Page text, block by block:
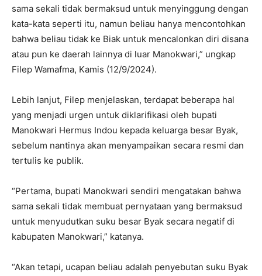
sama sekali tidak bermaksud untuk menyinggung dengan
kata-kata seperti itu, namun beliau hanya mencontohkan
bahwa beliau tidak ke Biak untuk mencalonkan diri disana
atau pun ke daerah lainnya di luar Manokwari,” ungkap
Filep Wamafma, Kamis (12/9/2024).
Lebih lanjut, Filep menjelaskan, terdapat beberapa hal
yang menjadi urgen untuk diklarifikasi oleh bupati
Manokwari Hermus Indou kepada keluarga besar Byak,
sebelum nantinya akan menyampaikan secara resmi dan
tertulis ke publik.
“Pertama, bupati Manokwari sendiri mengatakan bahwa
sama sekali tidak membuat pernyataan yang bermaksud
untuk menyudutkan suku besar Byak secara negatif di
kabupaten Manokwari,” katanya.
“Akan tetapi, ucapan beliau adalah penyebutan suku Byak